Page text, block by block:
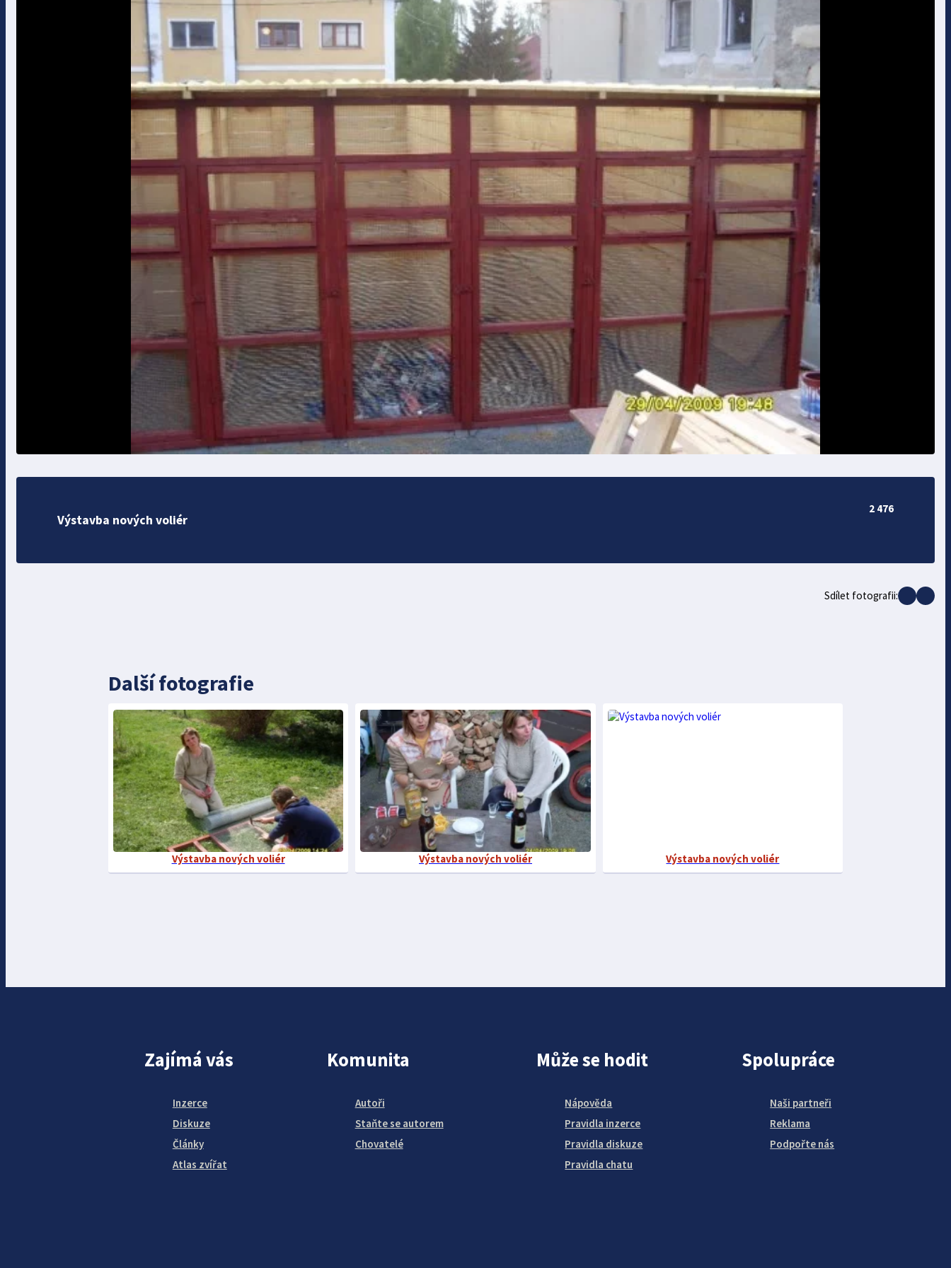
Výstavba nových voliér
2 476
Sdílet fotografii:
Další fotografie
Výstavba nových voliér Výstavba nových voliér Výstavba nových voliér
Zajímá vás
Inzerce
Diskuze
Články
Atlas zvířat
Komunita
Autoři
Staňte se autorem
Chovatelé
Může se hodit
Nápověda
Pravidla inzerce
Pravidla diskuze
Pravidla chatu
Spolupráce
Naši partneři
Reklama
Podpořte nás